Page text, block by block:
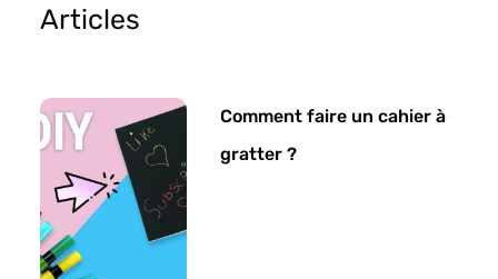
Articles
Comment faire un cahier à
gratter ?